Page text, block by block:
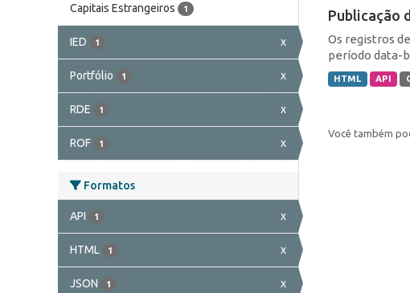
Capitais Estrangeiros 1
IED 1 x
Portfólio 1 x
RDE 1 x
ROF 1 x
Formatos
API 1 x
HTML 1 x
JSON 1 x
Publicação
Os registros
período data-
HTML API
Você também